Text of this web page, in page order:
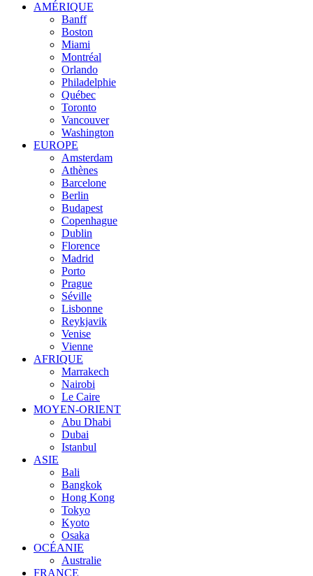
AMÉRIQUE
Banff
Boston
Miami
Montréal
Orlando
Philadelphie
Québec
Toronto
Vancouver
Washington
EUROPE
Amsterdam
Athènes
Barcelone
Berlin
Budapest
Copenhague
Dublin
Florence
Madrid
Porto
Prague
Séville
Lisbonne
Reykjavik
Venise
Vienne
AFRIQUE
Marrakech
Nairobi
Le Caire
MOYEN-ORIENT
Abu Dhabi
Dubai
Istanbul
ASIE
Bali
Bangkok
Hong Kong
Tokyo
Kyoto
Osaka
OCÉANIE
Australie
FRANCE